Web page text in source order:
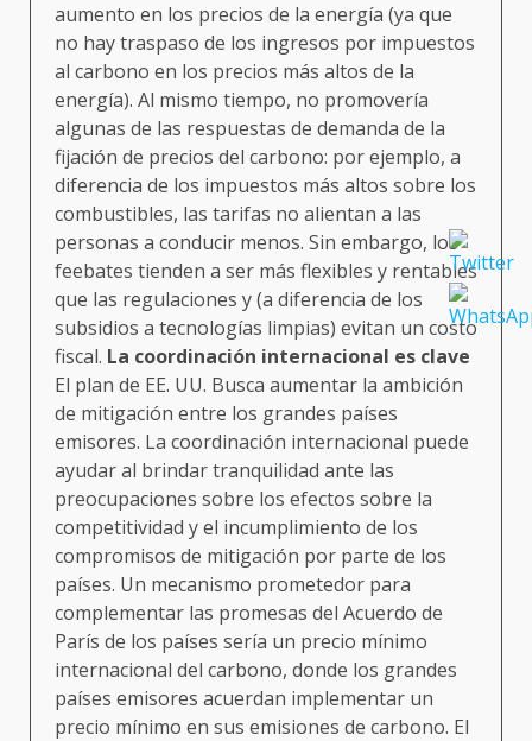
aumento en los precios de la energía (ya que
no hay traspaso de los ingresos por impuestos
al carbono en los precios más altos de la
energía). Al mismo tiempo, no promovería
algunas de las respuestas de demanda de la
fijación de precios del carbono: por ejemplo, a
diferencia de los impuestos más altos sobre los
combustibles, las tarifas no alientan a las
personas a conducir menos. Sin embargo, los
feebates tienden a ser más flexibles y rentables
que las regulaciones y (a diferencia de los
subsidios a tecnologías limpias) evitan un costo
fiscal. La coordinación internacional es clave
El plan de EE. UU. Busca aumentar la ambición
de mitigación entre los grandes países
emisores. La coordinación internacional puede
ayudar al brindar tranquilidad ante las
preocupaciones sobre los efectos sobre la
competitividad y el incumplimiento de los
compromisos de mitigación por parte de los
países. Un mecanismo prometedor para
complementar las promesas del Acuerdo de
París de los países sería un precio mínimo
internacional del carbono, donde los grandes
países emisores acuerdan implementar un
precio mínimo en sus emisiones de carbono. El